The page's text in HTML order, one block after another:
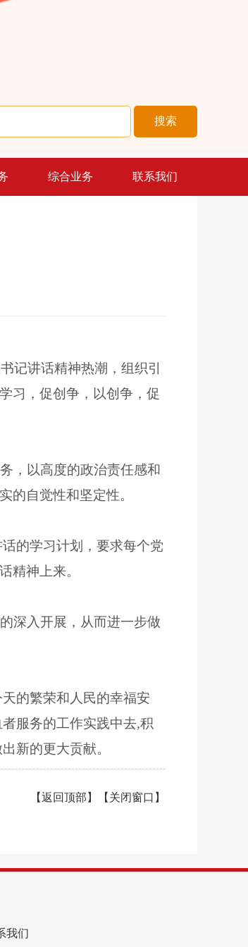
综合业务 联系我们
记讲话精神热潮，组织引
习，促创争，以创争，促
，以高度的政治责任感和
的自觉性和坚定性。
的学习计划，要求每个党
精神上来。
深入开展，从而进一步做
的繁荣和人民的幸福安
服务的工作实践中去,积
新的更大贡献。
【返回顶部 】【 关闭窗口 】
我们